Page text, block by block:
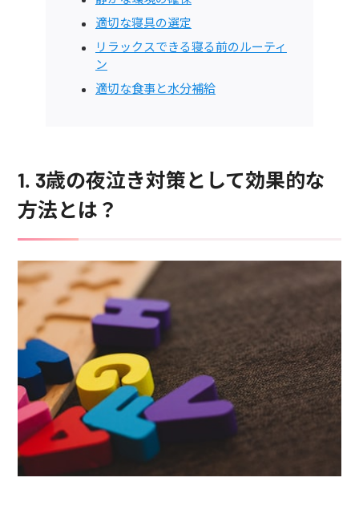
適切な寝具の選定
リラックスできる寝る前のルーティ
ン
適切な食事と水分補給
1. 3歳の夜泣き対策として効果的な
方法とは？